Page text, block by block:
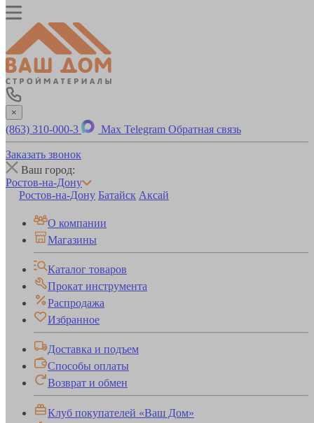
×
(863) 310-000-3 Max Telegram Обратная связь
Заказать звонок
Ваш город:
Ростов-на-Дону
Ростов-на-Дону Батайск Аксай
О компании
Магазины
Каталог товаров
Прокат инструмента
Распродажа
Избранное
Доставка и подъем
Способы оплаты
Возврат и обмен
Клуб покупателей «Ваш Дом»